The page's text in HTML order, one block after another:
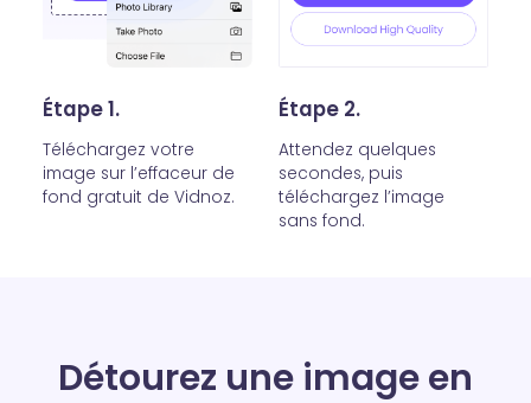
Étape 1.
Téléchargez votre
image sur l’effaceur de
fond gratuit de Vidnoz.
Étape 2.
Attendez quelques
secondes, puis
téléchargez l’image
sans fond.
Détourez une image en